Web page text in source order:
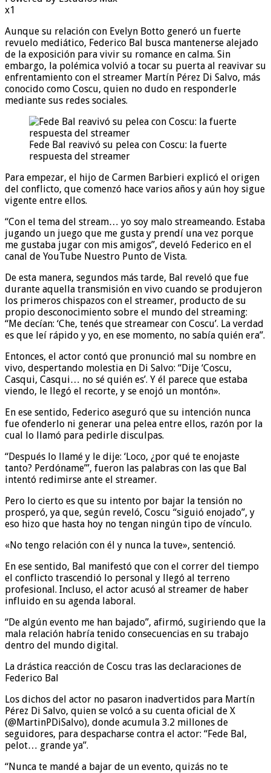
x1
Aunque su relación con Evelyn Botto generó un fuerte
revuelo mediático, Federico Bal busca mantenerse alejado
de la exposición para vivir su romance en calma. Sin
embargo, la polémica volvió a tocar su puerta al reavivar su
enfrentamiento con el streamer Martín Pérez Di Salvo, más
conocido como Coscu, quien no dudo en responderle
mediante sus redes sociales.
Fede Bal reavivó su pelea con Coscu: la fuerte
respuesta del streamer
Para empezar, el hijo de Carmen Barbieri explicó el origen
del conflicto, que comenzó hace varios años y aún hoy sigue
vigente entre ellos.
“Con el tema del stream… yo soy malo streameando. Estaba
jugando un juego que me gusta y prendí una vez porque
me gustaba jugar con mis amigos”, develó Federico en el
canal de YouTube Nuestro Punto de Vista.
De esta manera, segundos más tarde, Bal reveló que fue
durante aquella transmisión en vivo cuando se produjeron
los primeros chispazos con el streamer, producto de su
propio desconocimiento sobre el mundo del streaming:
“Me decían: ‘Che, tenés que streamear con Coscu’. La verdad
es que leí rápido y yo, en ese momento, no sabía quién era”.
Entonces, el actor contó que pronunció mal su nombre en
vivo, despertando molestia en Di Salvo: “Dije ‘Coscu,
Casqui, Casqui… no sé quién es’. Y él parece que estaba
viendo, le llegó el recorte, y se enojó un montón».
En ese sentido, Federico aseguró que su intención nunca
fue ofenderlo ni generar una pelea entre ellos, razón por la
cual lo llamó para pedirle disculpas.
“Después lo llamé y le dije: ‘Loco, ¿por qué te enojaste
tanto? Perdóname’”, fueron las palabras con las que Bal
intentó redimirse ante el streamer.
Pero lo cierto es que su intento por bajar la tensión no
prosperó, ya que, según reveló, Coscu “siguió enojado”, y
eso hizo que hasta hoy no tengan ningún tipo de vínculo.
«No tengo relación con él y nunca la tuve», sentenció.
En ese sentido, Bal manifestó que con el correr del tiempo
el conflicto trascendió lo personal y llegó al terreno
profesional. Incluso, el actor acusó al streamer de haber
influido en su agenda laboral.
“De algún evento me han bajado”, afirmó, sugiriendo que la
mala relación habría tenido consecuencias en su trabajo
dentro del mundo digital.
La drástica reacción de Coscu tras las declaraciones de
Federico Bal
Los dichos del actor no pasaron inadvertidos para Martín
Pérez Di Salvo, quien se volcó a su cuenta oficial de X
(@MartinPDiSalvo), donde acumula 3.2 millones de
seguidores, para despacharse contra el actor: “Fede Bal,
pelot… grande ya”.
“Nunca te mandé a bajar de un evento, quizás no te